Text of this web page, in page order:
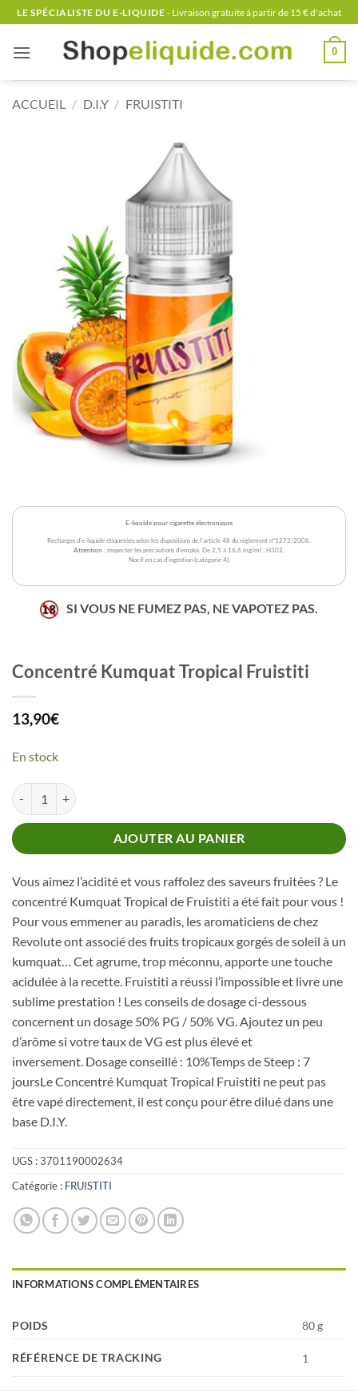
Passer
au
contenu
LE SPÉCIALISTE DU E-LIQUIDE - Livraison gratuite à partir de 15 € d'achat
0
ACCUEIL / D.I.Y / FRUISTITI
E-liquide pour cigarette électronique
Recharges d'e-liquide étiquetées selon les dispositions de l'article 48 du règlement n°1272/2008.
Attention : respecter les précautions d'emploi. De 2,5 à 16,6 mg/ml : H302.
Nocif en cas d'ingestion (catégorie 4).
SI VOUS NE FUMEZ PAS, NE VAPOTEZ PAS.
Concentré Kumquat Tropical Fruistiti
13,90€
En stock
quantité de Concentré Kumquat Tropical Fruistiti
AJOUTER AU PANIER
Vous aimez l’acidité et vous raffolez des saveurs fruitées ? Le
concentré Kumquat Tropical de Fruistiti a été fait pour vous !
Pour vous emmener au paradis, les aromaticiens de chez
Revolute ont associé des fruits tropicaux gorgés de soleil à un
kumquat… Cet agrume, trop méconnu, apporte une touche
acidulée à la recette. Fruistiti a réussi l’impossible et livre une
sublime prestation ! Les conseils de dosage ci-dessous
concernent un dosage 50% PG / 50% VG. Ajoutez un peu
d’arôme si votre taux de VG est plus élevé et
inversement. Dosage conseillé : 10%Temps de Steep : 7
joursLe Concentré Kumquat Tropical Fruistiti ne peut pas
être vapé directement, il est conçu pour être dilué dans une
base D.I.Y.
UGS :3701190002634
Catégorie : FRUISTITI
INFORMATIONS COMPLÉMENTAIRES
POIDS 80 g
RÉFÉRENCE DE TRACKING 1